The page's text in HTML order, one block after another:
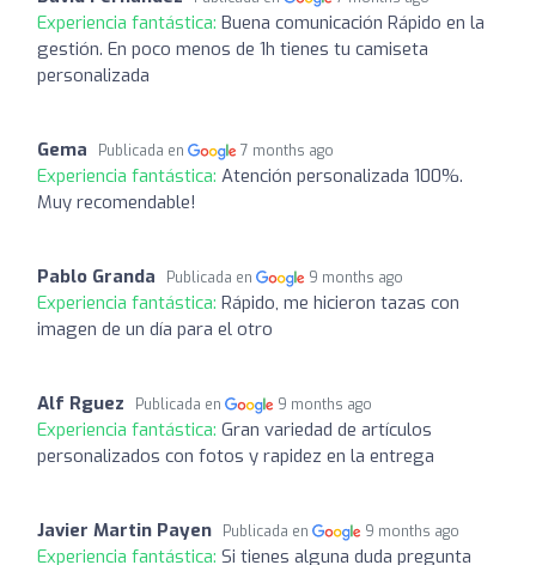
Experiencia fantástica: Buena comunicación Rápido en la
gestión. En poco menos de 1h tienes tu camiseta
personalizada
Gema Publicada en 7 months ago
Experiencia fantástica: Atención personalizada 100%.
Muy recomendable!
Pablo Granda Publicada en 9 months ago
Experiencia fantástica: Rápido, me hicieron tazas con
imagen de un día para el otro
Alf Rguez Publicada en 9 months ago
Experiencia fantástica: Gran variedad de artículos
personalizados con fotos y rapidez en la entrega
Javier Martin Payen Publicada en 9 months ago
Experiencia fantástica: Si tienes alguna duda pregunta